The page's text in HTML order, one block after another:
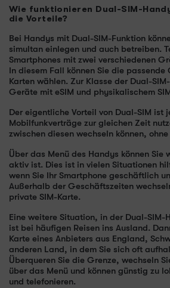
Wie funktionieren Dual-SIM-
die Vorteile?
Bei Handys mit Dual-SIM-Funktion
simultan einlegen und auch betreiben.
Smartphones mit zwei verschiedenen
In diesem Fall können Sie die passende
Karten wählen. Zur Klasse der Dual-
Geräte mit eSIM und physikalischem
Der eigentliche Vorteil von Dual-SIM ist
Mobilfunkverträge zur gleichen Zeit
zwischen diesen wechseln können,
Über das Menü des Handys können Sie
aktiv ist. Dies ist in vielen Situationen
wenn Sie Ihr Smartphone geschäftlich
Außerhalb der Geschäftszeiten
private SIM-Karte.
Eine weitere Situation, in der Dual-SIM-
ist bei häufigen Reisen ins Ausland.
Karte eines Anbieters aus England,
anderen Land, in dem Sie sich oft
Überqueren Sie die Grenze, wechseln
über das Menü und können günstig zu
und telefonieren.